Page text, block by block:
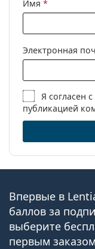
Имя *
Электронная
Я согласен с
публикацией
Впервые в
баллов за
выберите
первым